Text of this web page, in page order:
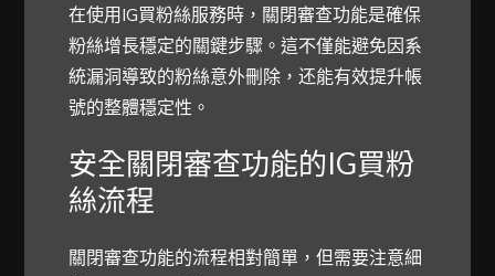
在使用IG買粉絲服務時，關閉審查功能是確保
粉絲增長穩定的關鍵步驟。這不僅能避免因系
統漏洞導致的粉絲意外刪除，还能有效提升帳
號的整體穩定性。
安全關閉審查功能的IG買粉
絲流程
關閉審查功能的流程相對簡單，但需要注意細